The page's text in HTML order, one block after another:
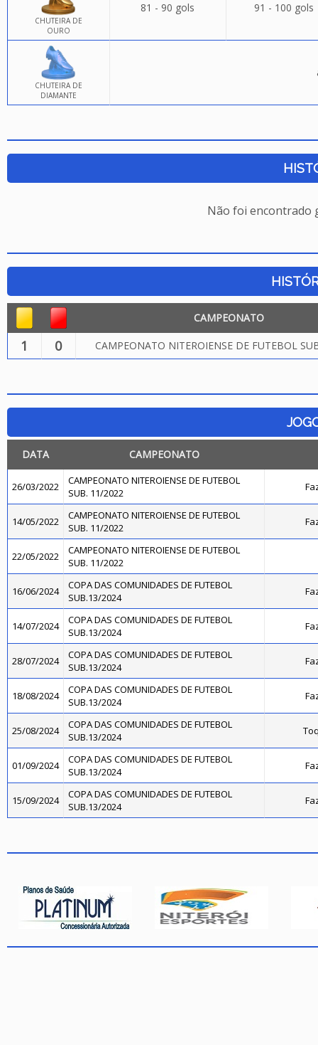
CHUTEIRA DE
OURO
81 - 90 gols 91 - 100 gols
CHUTEIRA DE
DIAMANTE
Não foi encontrado
CAMPEONATO
1 0 CAMPEONATO NITEROIENSE DE FUTEBOL
DATA CAMPEONATO
26/03/2022
CAMPEONATO NITEROIENSE DE FUTEBOL
SUB. 11/2022
14/05/2022
CAMPEONATO NITEROIENSE DE FUTEBOL
SUB. 11/2022
22/05/2022
CAMPEONATO NITEROIENSE DE FUTEBOL
SUB. 11/2022
16/06/2024
COPA DAS COMUNIDADES DE FUTEBOL
SUB.13/2024
14/07/2024
COPA DAS COMUNIDADES DE FUTEBOL
SUB.13/2024
28/07/2024
COPA DAS COMUNIDADES DE FUTEBOL
SUB.13/2024
18/08/2024
COPA DAS COMUNIDADES DE FUTEBOL
SUB.13/2024
25/08/2024
COPA DAS COMUNIDADES DE FUTEBOL
SUB.13/2024
01/09/2024
COPA DAS COMUNIDADES DE FUTEBOL
SUB.13/2024
15/09/2024
COPA DAS COMUNIDADES DE FUTEBOL
SUB.13/2024